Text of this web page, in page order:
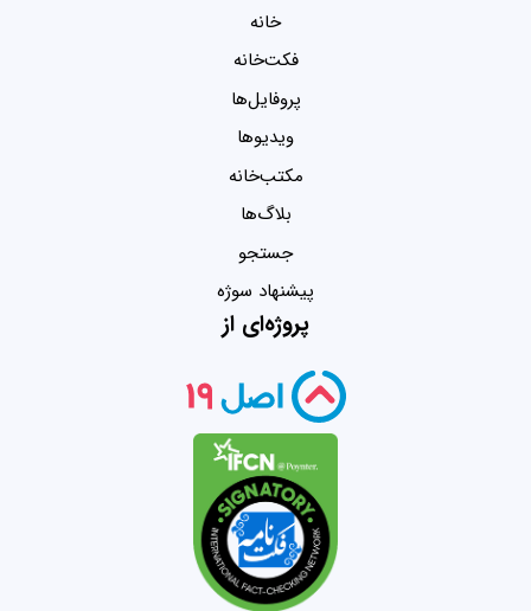
خانه
فکت‌خانه
پروفایل‌ها
ویدیو‌ها
مکتب‌خانه
بلاگ‌ها
جستجو
پیشنهاد سوژه
پروژه‌ای از